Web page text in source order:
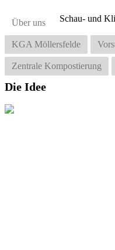
Über uns
KGA Möllersfelde
Zentrale Kompostierung
Schau- und
Die Idee